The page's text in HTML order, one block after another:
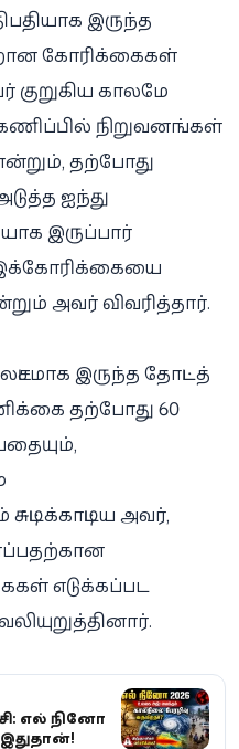
இருந்த
கோரிக்கைகள்
குறுகிய காலமே
நிறுவனங்கள்
தற்போது
ஐந்து
இருப்பார்
அவர் விவரித்தார்.
இருந்த தோட்டத்
தற்போது 60
அவர்,
எடுக்கப்பட
எல் நினோ